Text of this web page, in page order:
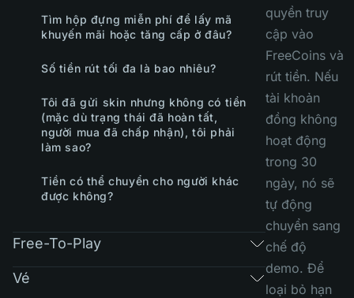
Tìm hộp đựng miễn phí để lấy mã
khuyến mãi hoặc tăng cấp ở đâu?
Số tiền rút tối đa là bao nhiêu?
Tôi đã gửi skin nhưng không có tiền
(mặc dù trạng thái đã hoàn tất,
người mua đã chấp nhận), tôi phải
làm sao?
Tiền có thể chuyển cho người khác
được không?
Free-To-Play
Vé
quyền truy
cập vào
FreeCoins và
rút tiền. Nếu
tài khoản
đồng không
hoạt động
trong 30
ngày, nó sẽ
tự động
chuyển sang
chế độ
demo. Để
loại bỏ hạn